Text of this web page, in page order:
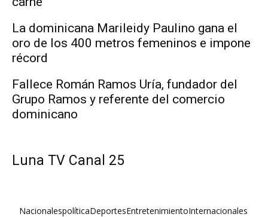
La dominicana Marileidy Paulino gana el
oro de los 400 metros femeninos e impone
récord
Fallece Román Ramos Uría, fundador del
Grupo Ramos y referente del comercio
dominicano
Luna TV Canal 25
NacionalespolíticaDeportesEntretenimientoInternacionales